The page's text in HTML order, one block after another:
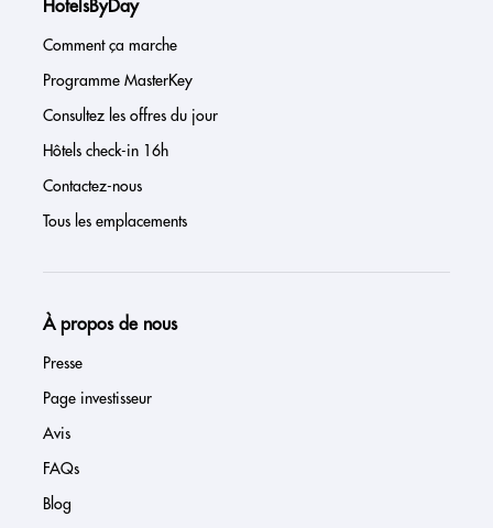
HotelsByDay
Comment ça marche
Programme MasterKey
Consultez les offres du jour
Hôtels check-in 16h
Contactez-nous
Tous les emplacements
À propos de nous
Presse
Page investisseur
Avis
FAQs
Blog